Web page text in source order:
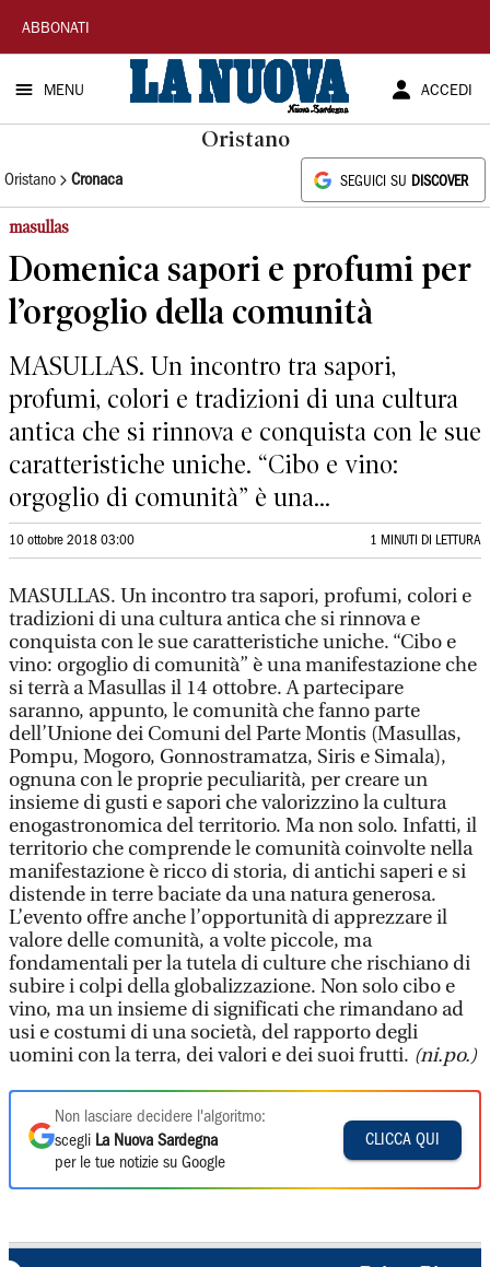
La
Nuova
Sardegna
ABBONATI
MENU ACCEDI
Oristano
Oristano Cronaca SEGUICI SU DISCOVER
masullas
Domenica sapori e profumi per
l’orgoglio della comunità
MASULLAS. Un incontro tra sapori,
profumi, colori e tradizioni di una cultura
antica che si rinnova e conquista con le sue
caratteristiche uniche. “Cibo e vino:
orgoglio di comunità” è una...
10 ottobre 2018 03:00 1 MINUTI DI LETTURA
MASULLAS. Un incontro tra sapori, profumi, colori e
tradizioni di una cultura antica che si rinnova e
conquista con le sue caratteristiche uniche. “Cibo e
vino: orgoglio di comunità” è una manifestazione che
si terrà a Masullas il 14 ottobre. A partecipare
saranno, appunto, le comunità che fanno parte
dell’Unione dei Comuni del Parte Montis (Masullas,
Pompu, Mogoro, Gonnostramatza, Siris e Simala),
ognuna con le proprie peculiarità, per creare un
insieme di gusti e sapori che valorizzino la cultura
enogastronomica del territorio. Ma non solo. Infatti, il
territorio che comprende le comunità coinvolte nella
manifestazione è ricco di storia, di antichi saperi e si
distende in terre baciate da una natura generosa.
L’evento offre anche l’opportunità di apprezzare il
valore delle comunità, a volte piccole, ma
fondamentali per la tutela di culture che rischiano di
subire i colpi della globalizzazione. Non solo cibo e
vino, ma un insieme di significati che rimandano ad
usi e costumi di una società, del rapporto degli
uomini con la terra, dei valori e dei suoi frutti. (ni.po.)
Non lasciare decidere l'algoritmo:
scegli La Nuova Sardegna
per le tue notizie su Google
CLICCA QUI